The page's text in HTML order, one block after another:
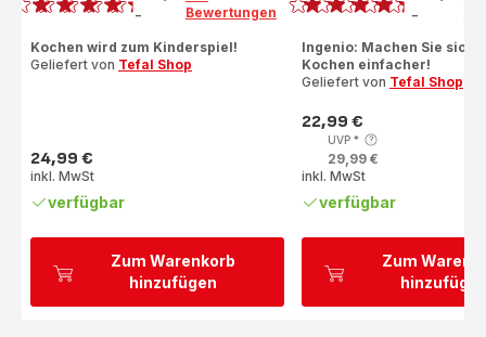
Zum Warenkorb
hinzufügen
-
Bewertungen
Kochen wird zum Kinderspiel!
Geliefert von Tefal Shop
Preis
24,99 €
inkl. MwSt
verfügbar
Zum
-
Ingenio: Machen Sie sich
Kochen einfacher!
Geliefert von Tefal Shop
Preis
22,99 €
UVP*
29,99 €
inkl. MwSt
verfügbar